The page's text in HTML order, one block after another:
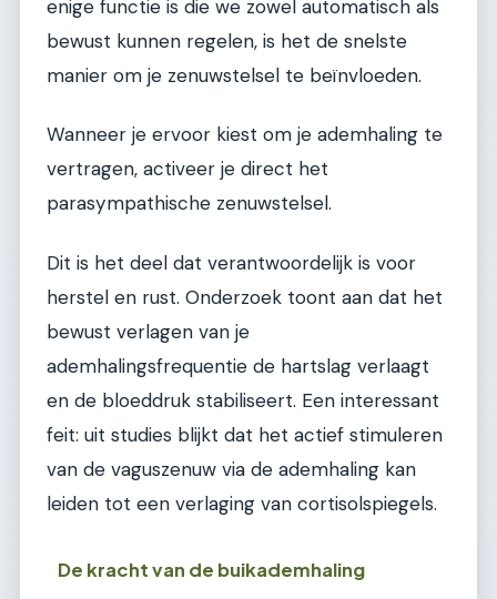
enige functie is die we zowel automatisch als
bewust kunnen regelen, is het de snelste
manier om je zenuwstelsel te beïnvloeden.
Wanneer je ervoor kiest om je ademhaling te
vertragen, activeer je direct het
parasympathische zenuwstelsel.
Dit is het deel dat verantwoordelijk is voor
herstel en rust. Onderzoek toont aan dat het
bewust verlagen van je
ademhalingsfrequentie de hartslag verlaagt
en de bloeddruk stabiliseert. Een interessant
feit: uit studies blijkt dat het actief stimuleren
van de vaguszenuw via de ademhaling kan
leiden tot een verlaging van cortisolspiegels.
De kracht van de buikademhaling